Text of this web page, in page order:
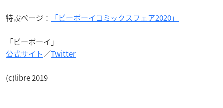
特設ページ： 「ビーボーイコミックスフェア2020」
「ビーボーイ」
公式サイト／Twitter
(c)libre 2019